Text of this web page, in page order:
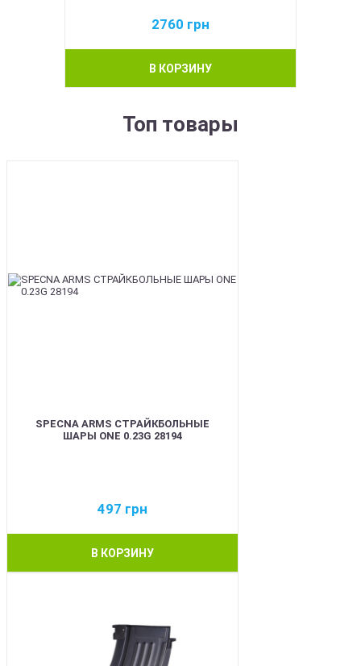
2760 грн
В КОРЗИНУ
Топ товары
SPECNA ARMS СТРАЙКБОЛЬНЫЕ
ШАРЫ ONE 0.23G 28194
497 грн
В КОРЗИНУ